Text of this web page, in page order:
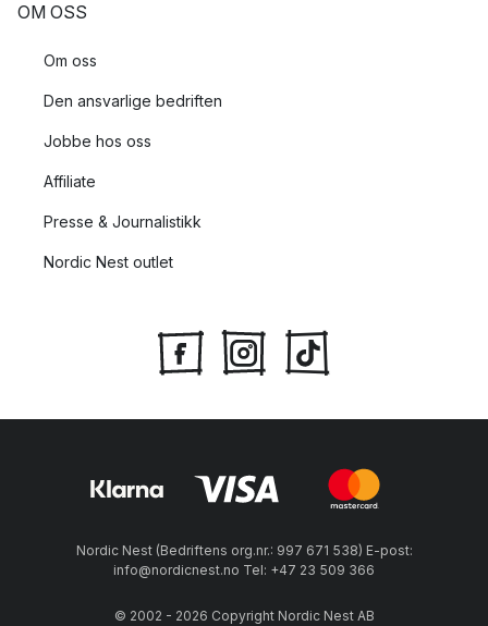
OM OSS
Om oss
Den ansvarlige bedriften
Jobbe hos oss
Affiliate
Presse & Journalistikk
Nordic Nest outlet
Nordic Nest (Bedriftens org.nr.: 997 671 538) E-post:
info@nordicnest.no Tel: +47 23 509 366
© 2002 - 2026 Copyright Nordic Nest AB